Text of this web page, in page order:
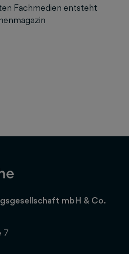
Fachmedien entsteht
mbH & Co.
7